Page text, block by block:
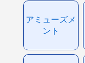
アミューズメ
ント